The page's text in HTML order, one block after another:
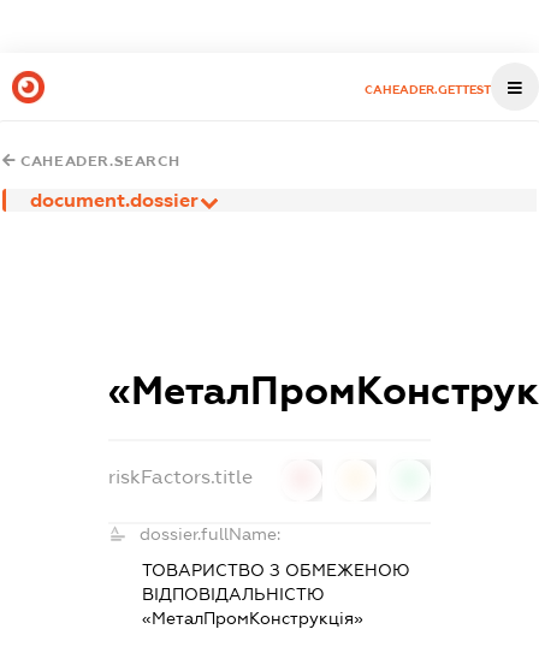
CAHEADER.GETTEST
CAHEADER.SEARCH
document.dossier
riskFactors.title
dossier.fullName:
ТОВАРИСТВО З ОБМЕЖЕНОЮ
ВІДПОВІДАЛЬНІСТЮ
«МеталПромКонструкція»